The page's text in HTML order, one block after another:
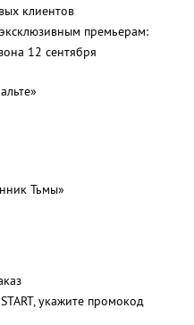
клиентов
премьерам:
12 сентября
Тьмы»
укажите промокод